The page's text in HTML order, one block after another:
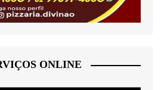
ONLINE